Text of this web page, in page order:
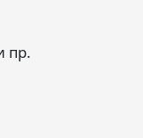
пр.